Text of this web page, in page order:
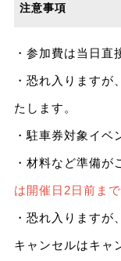
注意事項
・参加費は当日直
・恐れ入りますが
たします。
・駐車券対象イベ
・材料など準備が
は開催日2日前ま
・恐れ入ります
キャンセルはキャ